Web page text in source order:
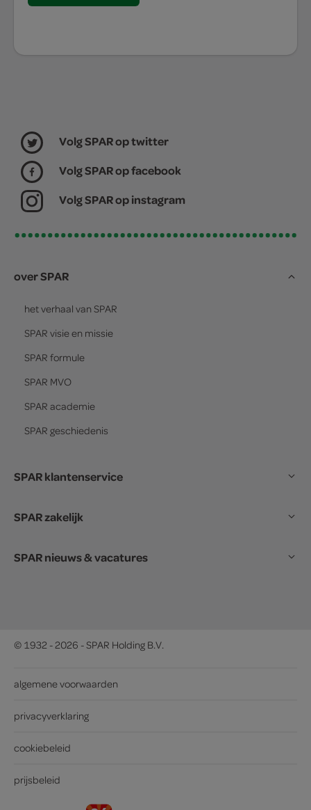
Volg SPAR op twitter
Volg SPAR op facebook
Volg SPAR op instagram
over SPAR
het verhaal van SPAR
SPAR visie en missie
SPAR formule
SPAR MVO
SPAR academie
SPAR geschiedenis
SPAR klantenservice
SPAR zakelijk
SPAR nieuws & vacatures
© 1932 - 2026 - SPAR Holding B.V.
algemene voorwaarden
privacyverklaring
cookiebeleid
prijsbeleid